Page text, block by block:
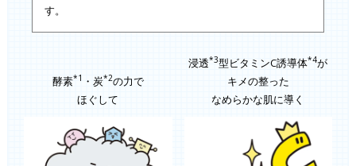
す。
酵素*1 ・炭*2の力で
ほぐして
浸透*3型ビタミンC誘導体*4が
キメの整った
なめらかな肌に導く